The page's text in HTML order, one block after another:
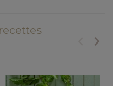
keyboard_arrow_right